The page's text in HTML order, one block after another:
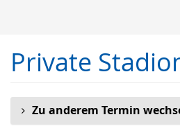
springen
Private
Zu anderem Termin